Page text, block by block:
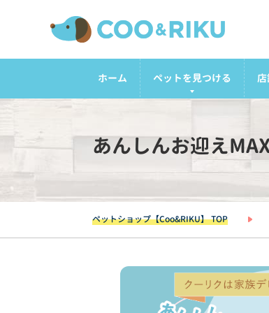
ホーム ペットを見つける 店
あんしんお迎え
ペットショップ【Coo&RIKU】 TOP